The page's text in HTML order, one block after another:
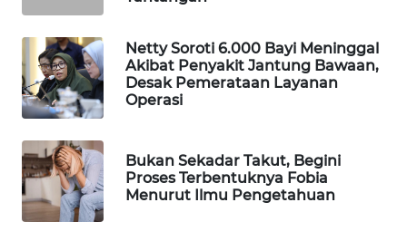
Netty Soroti 6.000 Bayi Meninggal
Akibat Penyakit Jantung Bawaan,
Desak Pemerataan Layanan
Operasi
Bukan Sekadar Takut, Begini
Proses Terbentuknya Fobia
Menurut Ilmu Pengetahuan
WAHANA
ADVOKAT
WAHANA
INFRASTRUKTUR
WAHANA
KONSUMEN
WAHANA